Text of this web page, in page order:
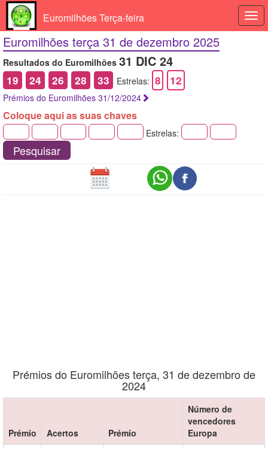
Euromilhões Terça-feira
Euromilhões terça 31 de dezembro 2025
Resultados do Euromilhões 31 DIC 24
19 24 26 28 33 Estrelas: 8 12
Prémios do Euromilhões 31/12/2024
Coloque aqui as suas chaves
Estrelas:
Pesquisar
Prémios do Euromilhões terça, 31 de dezembro de
2024
Prémio Acertos Prémio
Número de
vencedores
Europa